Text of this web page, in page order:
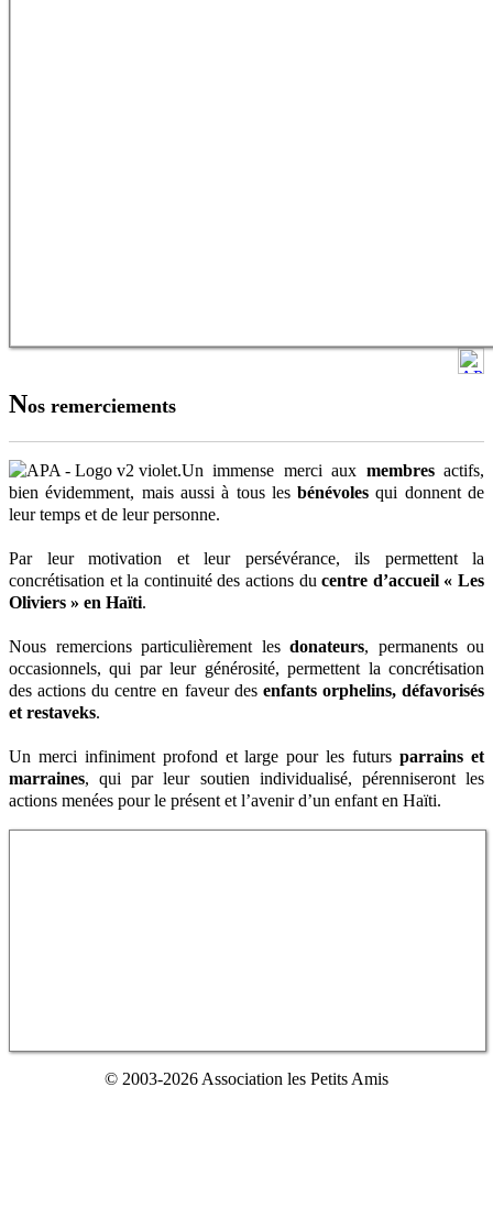
Nos remerciements
Un immense merci aux membresactifs,
bien évidemment, mais aussi à tous lesbénévoles qui donnent de
leur temps et de leur personne.
Par leur motivation et leur persévérance, ils permettent la
concrétisation et la continuité des actions ducentre d’accueil « Les
Oliviers » en Haïti.
Nous remercions particulièrement les donateurs, permanents ou
occasionnels, qui par leur générosité, permettent la concrétisation
des actions du centre en faveur des enfants orphelins, défavorisés
et restaveks.
Un merci infiniment profond et large pour les futursparrains et
marraines, qui par leur soutien individualisé, pérenniseront les
actions menées pour le présent et l’avenir d’un enfant en Haïti.
© 2003-2026 Association les Petits Amis